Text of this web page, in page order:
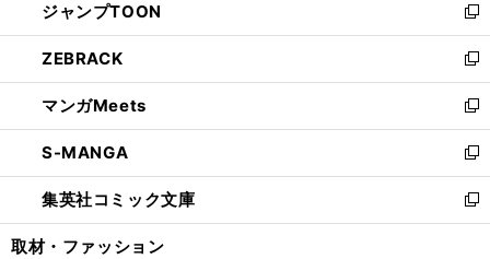
く
で
開
く
ド
ウ
で
開
く
ィ
ン
ド
ウ
で
開
く
い
ウ
ィ
ン
ド
ウ
で
開
く
ジャンプTOON
新
し
い
ウ
ィ
ン
ド
ウ
で
開
ZEBRACK
新
し
い
ウ
ィ
ン
ド
ウ
マンガMeets
新
し
い
ウ
ィ
ン
S-MANGA
新
し
い
ウ
集英社コミック文庫
新
し
取材・ファッション